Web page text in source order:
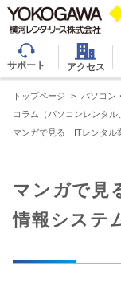
サポート アクセス
トップページ > パソコン
コラム（パソコンレンタル
マンガで見る ITレンタル
マンガで見
情報システ